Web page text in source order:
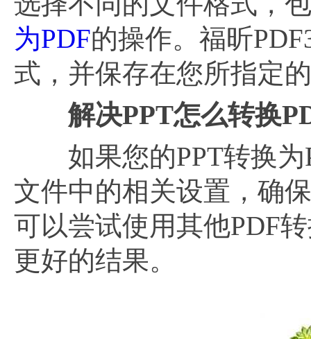
为PDF的操作。福昕
式，并保存在您所指定
解决PPT怎么转换
如果您的PPT转换为
文件中的相关设置，确
可以尝试使用其他PDF
更好的结果。